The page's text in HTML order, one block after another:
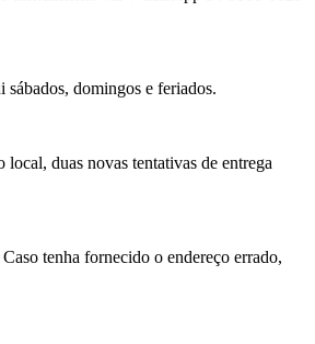
domingos e feriados.
duas novas tentativas de entrega
tenha fornecido o endereço errado,